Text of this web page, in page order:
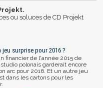
ou soluces de CD Projekt
jeu surprise pour 2016 ?
financier de l'année 2015 de
polonais garderait encore
arc pour 2016. Et un autre jeu
dans les cartons pour les